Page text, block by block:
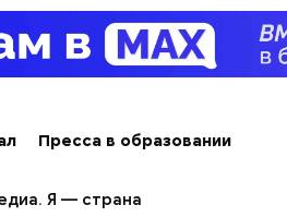
Пресса в образовании
Я — страна